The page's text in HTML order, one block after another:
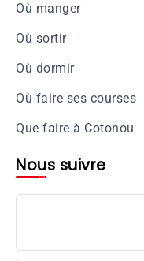
Où manger
Où sortir
Où dormir
Où faire ses courses
Que faire à Cotonou
Nous suivre